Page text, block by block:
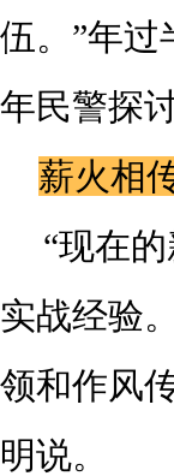
伍。”年过
年民警探
薪火相
“现在
实战经验
领和作风
明说。